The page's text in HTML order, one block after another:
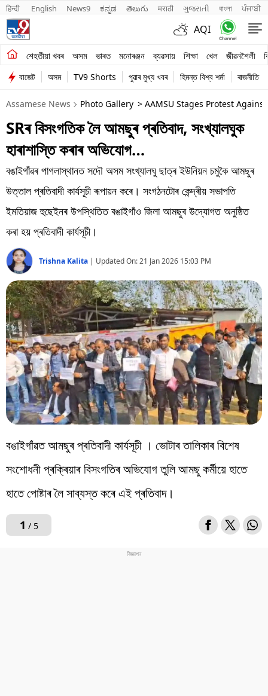
हिन्दी English News9 ಕನ್ನಡ తెలుగు मराठी ગુજરાતી বাংলা ਪੰਜਾਬੀ
AQI
শেহতীয়া খবৰ অসম ভাৰত মনোৰঞ্জন ব্যৱসায় শিক্ষা খেল জীৱনশৈলী
শেহতীয়া খবৰ
অসম
ভাৰত
মনোৰঞ্জন
ব্যৱসায়
শিক্ষা
খেল
জীৱনশৈলী
বিশ্ব
প্ৰযুক্তি
Videos
বাজেট অসম TV9 Shorts পুৱাৰ মুখ্য খবৰ হিমন্ত বিশ্ব শৰ্মা ৰাজনীতি
Assamese News Photo Gallery > AAMSU Stages Protest
SRৰ বিসংগতিক লৈ আমছুৰ প্ৰতিবাদ, সংখ্যালঘুক
হাৰাশাস্তি কৰাৰ অভিযোগ…
বঙাইগাঁৱৰ পাগলাস্থানত সদৌ অসম সংখ্যালঘু ছাত্ৰ ইউনিয়ন চমুকৈ আমছুৰ
উত্তাল প্ৰতিবাদী কাৰ্যসূচী ৰূপায়ন কৰে। সংগঠনটোৰ কেন্দ্ৰীয় সভাপতি
ইমতিয়াজ হুছেইনৰ উপস্থিতিত বঙাইগাঁও জিলা আমছুৰ উদ্যোগত অনুষ্ঠিত
কৰা হয় প্ৰতিবাদী কাৰ্যসূচী।
Trishna Kalita | Updated On:21 Jan 2026 15:03 PM
বঙাইগাঁৱত আমছুৰ প্ৰতিবাদী কাৰ্যসূচী । ভোটাৰ তালিকাৰ বিশেষ
সংশোধনী প্ৰক্ৰিয়াৰ বিসংগতিৰ অভিযোগ তুলি আমছু কৰ্মীয়ে হাতে
হাতে পোষ্টাৰ লৈ সাব্যস্ত কৰে এই প্ৰতিবাদ।
1 / 5